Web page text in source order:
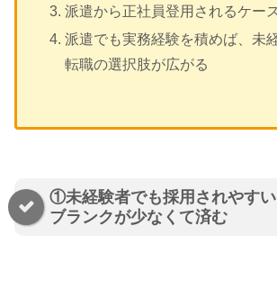
派遣から正社員登用されるケー
派遣でも実務経験を積めば、未
転職の選択肢が広がる
①未経験者でも採用されやす
ブランクが少なくて済む